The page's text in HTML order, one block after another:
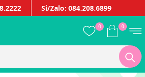
Sỉ/Zalo: 084.208.6899
0 0